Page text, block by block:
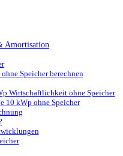
Amortisation
Speicher berechnen
Wirtschaftlichkeit ohne Speicher
10 kWp ohne Speicher